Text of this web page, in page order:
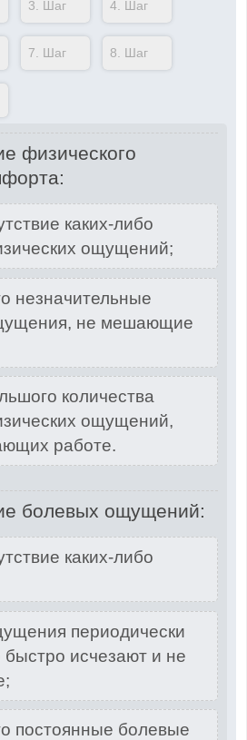
3. Шаг 4. Шаг
7. Шаг 8. Шаг
физического
каких-либо
ощущений;
незначительные
не мешающие
количества
ощущений,
работе.
болевых ощущений:
каких-либо
периодически
быстро исчезают и не
постоянные болевые